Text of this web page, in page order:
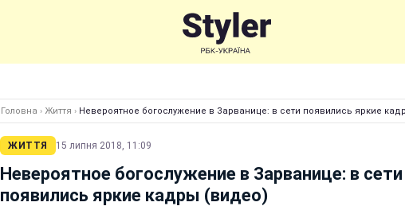
Головна › Життя › Невероятное богослужение в Зарванице: в сети появились яркие
ЖИТТЯ 15 липня 2018, 11:09
Невероятное богослужение в Зарванице: в сети
появились яркие кадры (видео)